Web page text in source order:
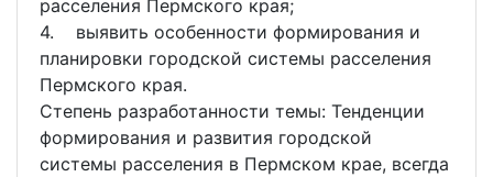
расселения Пермского края;
4. выявить особенности формирования и
планировки городской системы расселения
Пермского края.
Степень разработанности темы: Тенденции
формирования и развития городской
системы расселения в Пермском крае, всегда